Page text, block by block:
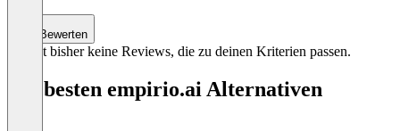
Bewerten
Es gibt bisher keine Reviews, die zu deinen Kriterien passen.
Die besten empirio.ai Alternativen